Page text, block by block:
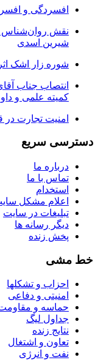
افسردگی و
نقش روان‌شناس
شیرین اسدی
شوره زار اشک
انتصاب جناب
کمیته علمی و
امنیت تجارت در
دسترسی سریع
درباره ما
تماس با ما
استخدام
اعلام مشکل
تبلیغات در سایت
ديگر رسانه ها
پخش زنده
خط مشی
احزاب و تشکلها
امنیتی و دفاعی
حماسه و
جداول لیگ
نتایج زنده
تعاون و اشتغال
نفت و انرژی